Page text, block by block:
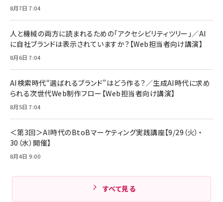
組織の成果を最大化する ルールのデザイン
￥1,980
Amazonランキングをもっと見る
全ワイヤレスイヤホン/アクティブノイズキャンセリ
技術基準適合】ブラック
￥5,990
ケーブル Anker絡まないケーブル 240W 結束バン
ド付き USB PD対応 シリコン素材採用 iPhone
17 / 16 / 15 / Galaxy iPad Pro MacBook
Pro/Air 各種対応 (1.8m ミッドナイトブラック)
￥1,890
サッポロ 生ビール 黒ラベル 350ml 缶 24本 ビー
ル ケース買い【6/30応募〆切! 黒ラベルビヤセラー
￥4,857
8月7日 7:04
人と機械の両方に読まれるための「アクセシビリティツリー」／AI
に自社ブランドは表示されていますか？【Web担当者向け講演】
8月6日 7:04
AI検索時代“選ばれるブランド”はどう作る？／生成AI時代に求め
られる次世代Web制作フロー【Web担当者向け講演】
8月5日 7:04
＜第3回＞AI時代のBtoBマーケティング実践講座【9/29（火）・
30（水）開催】
8月4日 9:00
すべて見る